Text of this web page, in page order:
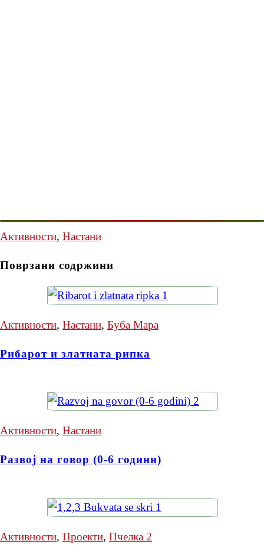
Активности, Настани
Поврзани содржини
Активности, Настани, Буба Мара
Рибарот и златната рипка
Активности, Настани
Развој на говор (0-6 години)
Активности, Проекти, Пчелка 2